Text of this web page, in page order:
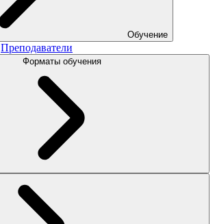
Обучение
Преподаватели
Форматы обучения